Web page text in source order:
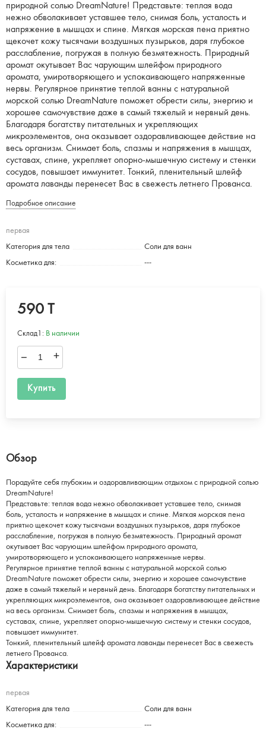
природной солью DreamNature! Представьте: теплая вода
нежно обволакивает уставшее тело, снимая боль, усталость и
напряжение в мышцах и спине. Мягкая морская пена приятно
щекочет кожу тысячами воздушных пузырьков, даря глубокое
расслабление, погружая в полную безмятежность. Природный
аромат окутывает Вас чарующим шлейфом природного
аромата, умиротворяющего и успокаивающего напряженные
нервы. Регулярное принятие теплой ванны с натуральной
морской солью DreamNature поможет обрести силы, энергию и
хорошее самочувствие даже в самый тяжелый и нервный день.
Благодаря богатству питательных и укрепляющих
микроэлементов, она оказывает оздоравливающее действие на
весь организм. Снимает боль, спазмы и напряжения в мышцах,
суставах, спине, укрепляет опорно-мышечную систему и стенки
сосудов, повышает иммунитет. Тонкий, пленительный шлейф
аромата лаванды перенесет Вас в свежесть летнего Прованса.
Подробное описание
первая
Категория для тела Соли для ванн
Косметика для: ---
590 T
Склад1: В наличии
– +
Купить
Обзор
Порадуйте себя глубоким и оздоравливающим отдыхом с природной солью
DreamNature!
Представьте: теплая вода нежно обволакивает уставшее тело, снимая
боль, усталость и напряжение в мышцах и спине. Мягкая морская пена
приятно щекочет кожу тысячами воздушных пузырьков, даря глубокое
расслабление, погружая в полную безмятежность. Природный аромат
окутывает Вас чарующим шлейфом природного аромата,
умиротворяющего и успокаивающего напряженные нервы.
Регулярное принятие теплой ванны с натуральной морской солью
DreamNature поможет обрести силы, энергию и хорошее самочувствие
даже в самый тяжелый и нервный день. Благодаря богатству питательных и
укрепляющих микроэлементов, она оказывает оздоравливающее действие
на весь организм. Снимает боль, спазмы и напряжения в мышцах,
суставах, спине, укрепляет опорно-мышечную систему и стенки сосудов,
повышает иммунитет.
Тонкий, пленительный шлейф аромата лаванды перенесет Вас в свежесть
летнего Прованса.
Характеристики
первая
Категория для тела Соли для ванн
Косметика для: ---